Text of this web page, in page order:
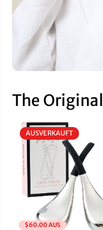
The
$60.00 AUS
AUSVERKAUFT